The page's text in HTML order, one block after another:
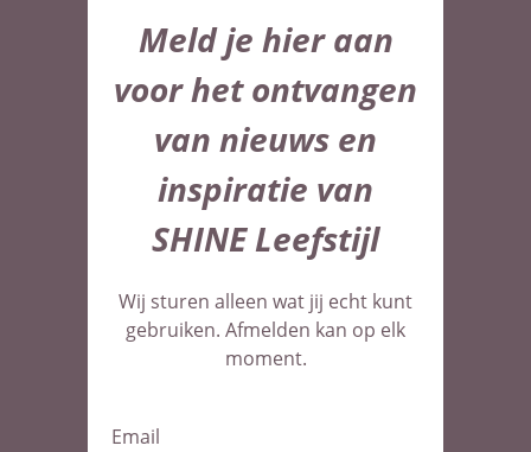
Meld je hier aan
voor het ontvangen
van nieuws en
inspiratie van
SHINE Leefstijl
Wij sturen alleen wat jij echt kunt
gebruiken. Afmelden kan op elk
moment.
Email